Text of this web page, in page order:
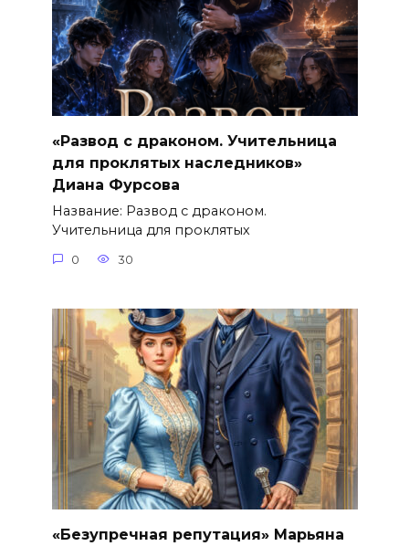
«Развод с драконом. Учительница
для проклятых наследников»
Диана Фурсова
Название: Развод с драконом.
Учительница для проклятых
0 30
«Безупречная репутация» Марьяна